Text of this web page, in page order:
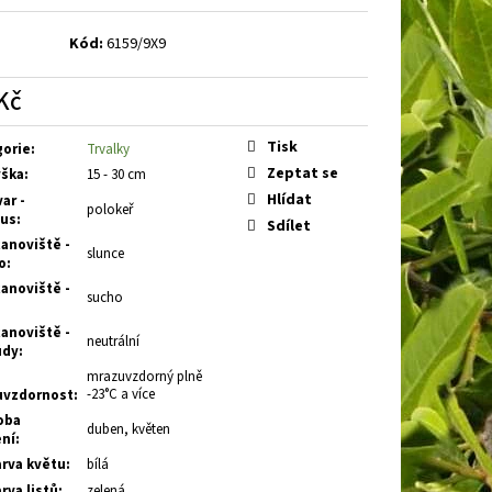
Kód: 6159/9X9
: Trvalky
: 15 - 30 cm
-
: polokeř
-
: slunce
-
sucho
-
: neutrální
:
mrazuvzdorný plně
-23°C a více
: duben, květen
květu: bílá
Tisk
Zeptat se
Hlídat
Sdílet